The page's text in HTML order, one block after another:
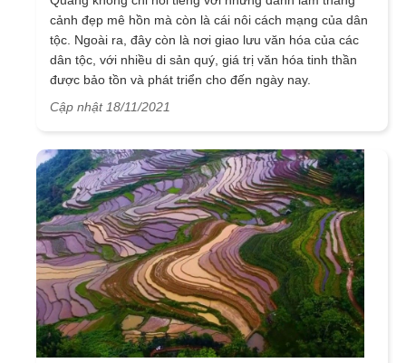
cảnh đẹp mê hồn mà còn là cái nôi cách mạng của dân
tộc. Ngoài ra, đây còn là nơi giao lưu văn hóa của các
dân tộc, với nhiều di sản quý, giá trị văn hóa tinh thần
được bảo tồn và phát triển cho đến ngày nay.
Cập nhật 18/11/2021